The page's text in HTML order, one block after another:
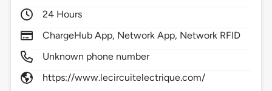
24 Hours
ChargeHub App, Network App, Network RFID
Unknown phone number
https://www.lecircuitelectrique.com/